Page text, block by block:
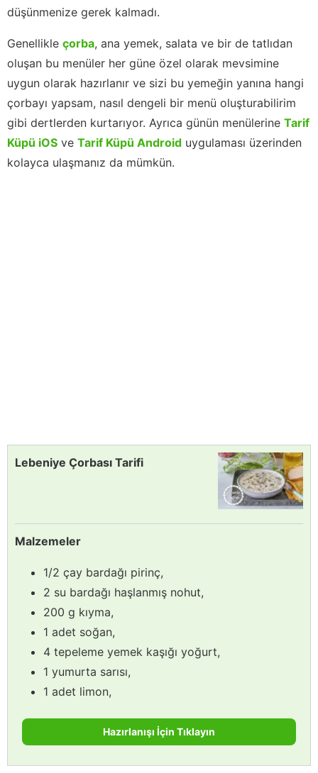
düşünmenize gerek kalmadı.
Genellikle çorba, ana yemek, salata ve bir de tatlıdan
oluşan bu menüler her güne özel olarak mevsimine
uygun olarak hazırlanır ve sizi bu yemeğin yanına hangi
çorbayı yapsam, nasıl dengeli bir menü oluşturabilirim
gibi dertlerden kurtarıyor. Ayrıca günün menülerine Tarif
Küpü iOS ve Tarif Küpü Android uygulaması üzerinden
kolayca ulaşmanız da mümkün.
Lebeniye Çorbası Tarifi
Malzemeler
1/2 çay bardağı pirinç,
2 su bardağı haşlanmış nohut,
200 g kıyma,
1 adet soğan,
4 tepeleme yemek kaşığı yoğurt,
1 yumurta sarısı,
1 adet limon,
Hazırlanışı İçin Tıklayın